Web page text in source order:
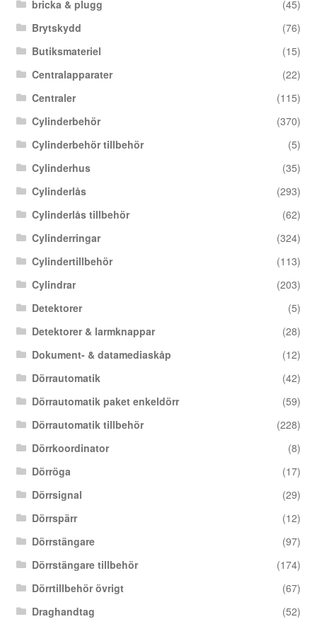
bricka & plugg
(45)
Brytskydd
(76)
Butiksmateriel
(15)
Centralapparater
(22)
Centraler
(115)
Cylinderbehör
(370)
Cylinderbehör tillbehör
(5)
Cylinderhus
(35)
Cylinderlås
(293)
Cylinderlås tillbehör
(62)
Cylinderringar
(324)
Cylindertillbehör
(113)
Cylindrar
(203)
Detektorer
(5)
Detektorer & larmknappar
(28)
Dokument- & datamediaskåp
(12)
Dörrautomatik
(42)
Dörrautomatik paket enkeldörr
(59)
Dörrautomatik tillbehör
(228)
Dörrkoordinator
(8)
Dörröga
(17)
Dörrsignal
(29)
Dörrspärr
(12)
Dörrstängare
(97)
Dörrstängare tillbehör
(174)
Dörrtillbehör övrigt
(67)
Draghandtag
(52)